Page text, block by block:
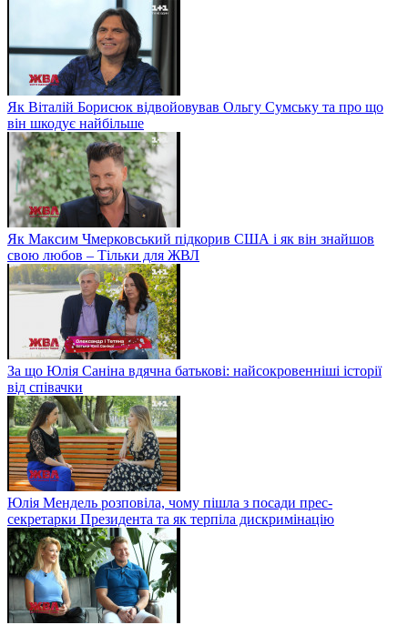
Як Віталій Борисюк відвойовував Ольгу Сумську та про що
він шкодує найбільше
Як Максим Чмерковський підкорив США і як він знайшов
свою любов – Тільки для ЖВЛ
За що Юлія Саніна вдячна батькові: найсокровенніші історії
від співачки
Юлія Мендель розповіла, чому пішла з посади прес-
секретарки Президента та як терпіла дискримінацію